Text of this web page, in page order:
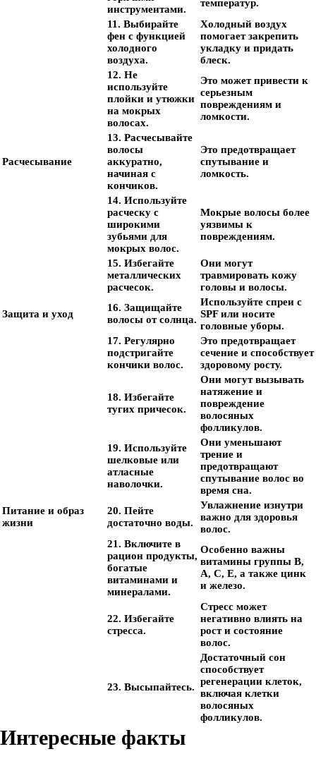
инструментами.
температур.
11. Выбирайте
фен с функцией
холодного
воздуха.
Холодный воздух
помогает закрепить
укладку и придать
блеск.
12. Не
используйте
плойки и утюжки
на мокрых
волосах.
Это может привести к
серьезным
повреждениям и
ломкости.
Расчесывание
13. Расчесывайте
волосы
аккуратно,
начиная с
кончиков.
Это предотвращает
спутывание и
ломкость.
14. Используйте
расческу с
широкими
зубьями для
мокрых волос.
Мокрые волосы более
уязвимы к
повреждениям.
15. Избегайте
металлических
расчесок.
Они могут
травмировать кожу
головы и волосы.
Защита и уход
16. Защищайте
волосы от солнца.
Используйте спреи с
SPF или носите
головные уборы.
17. Регулярно
подстригайте
кончики волос.
Это предотвращает
сечение и способствует
здоровому росту.
18. Избегайте
тугих причесок.
Они могут вызывать
натяжение и
повреждение
волосяных
фолликулов.
19. Используйте
шелковые или
атласные
наволочки.
Они уменьшают
трение и
предотвращают
спутывание волос во
время сна.
Питание и образ
жизни
20. Пейте
достаточно воды.
Увлажнение изнутри
важно для здоровья
волос.
21. Включите в
рацион продукты,
богатые
витаминами и
минералами.
Особенно важны
витамины группы B,
A, C, E, а также цинк
и железо.
22. Избегайте
стресса.
Стресс может
негативно влиять на
рост и состояние
волос.
23. Высыпайтесь.
Достаточный сон
способствует
регенерации клеток,
включая клетки
волосяных
фолликулов.
Интересные факты